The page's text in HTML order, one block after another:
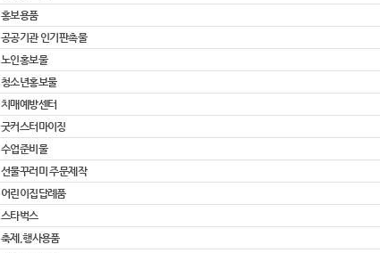
24 손톱깍이
홍보용품
공공기관 인기판촉물
노인홍보물
청소년홍보물
치매예방센터
굿커스터마이징
수업준비물
선물꾸러미 주문제작
어린이집답례품
스타벅스
축제,행사용품